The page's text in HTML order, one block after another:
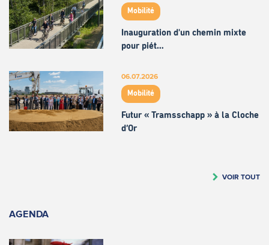
Mobilité
Inauguration d'un chemin mixte
pour piét…
06.07.2026
Mobilité
Futur « Tramsschapp » à la Cloche
d’Or
VOIR TOUT
AGENDA